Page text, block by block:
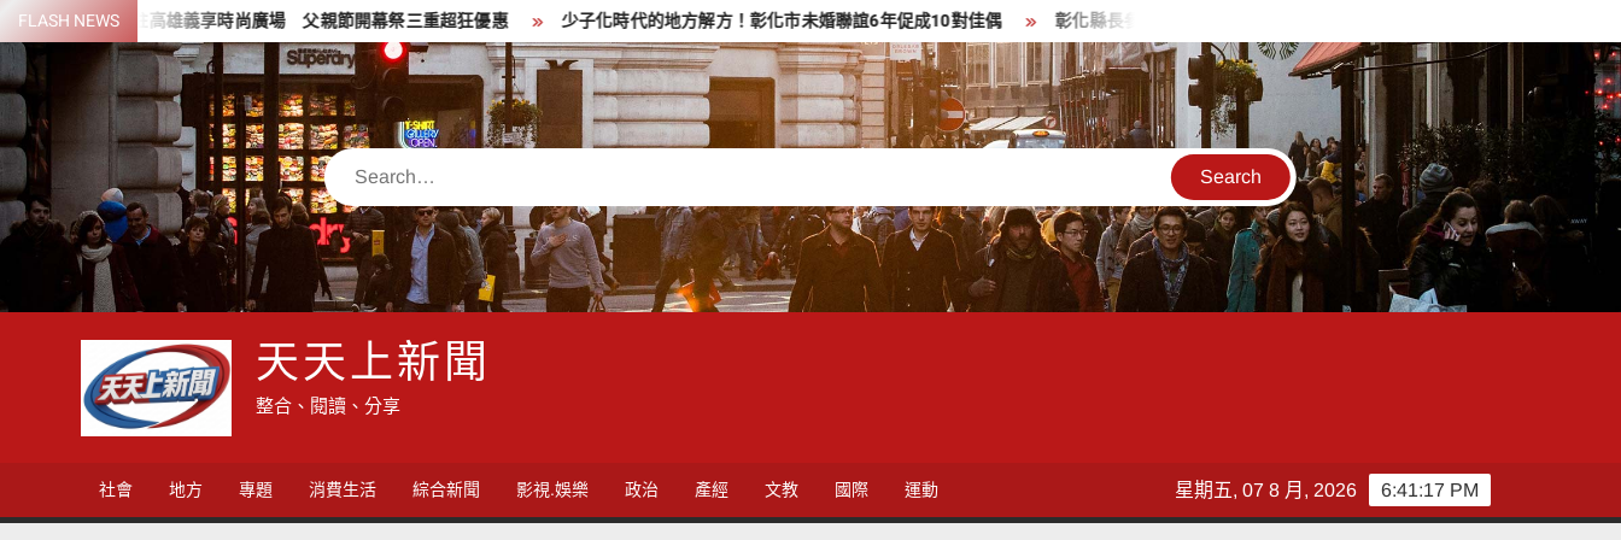
Skip
to
content
FLASH NEWS
進駐高雄義享時尚廣場 父親節開幕祭三重超狂優惠 少子化時代的地方解方！彰化市未婚聯誼6年促成10對佳偶 彰化縣長參選人魏平政率議員團隊攜手造勢 盼翻轉彰化打造新局
Search
天天上新聞
整合、閱讀、分享
社會 地方 專題 消費生活 綜合新聞 影視.娛樂 政治 產經 文教 國際 運動 6:41:19 PM
星期五, 07 8 月, 2026